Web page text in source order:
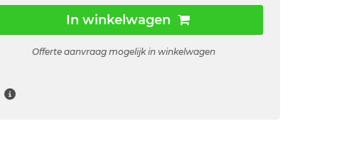
In winkelwagen
Offerte aanvraag mogelijk in winkelwagen